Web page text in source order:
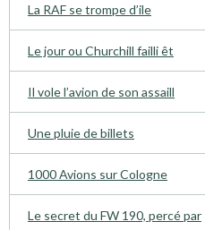
La RAF se trompe d’ile
Le jour ou Churchill failli êt
Il vole l’avion de son assaill
Une pluie de billets
1000 Avions sur Cologne
Le secret du FW 190, percé par